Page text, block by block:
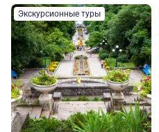
Экскурсионные туры